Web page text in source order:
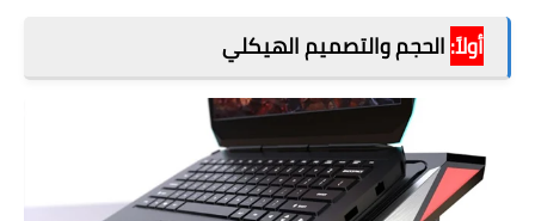
أولاً:الحجم والتصميم الهيكلي